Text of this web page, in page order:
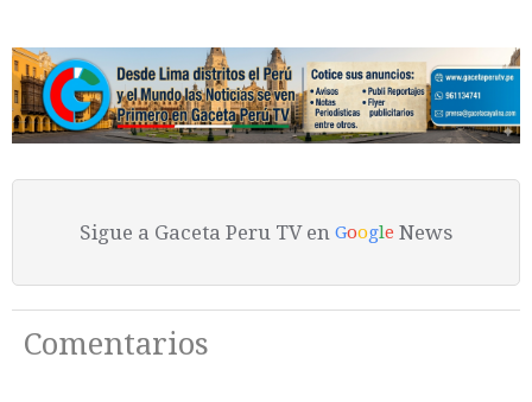
Sigue a Gaceta Peru TV en Google News
Comentarios